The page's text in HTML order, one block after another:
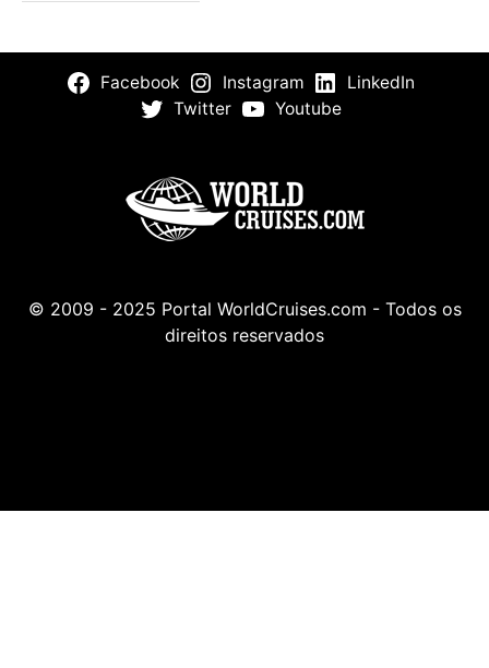
Facebook Instagram
LinkedIn
Twitter
Youtube
© 2009 - 2025 Portal WorldCruises.com - Todos os
direitos reservados